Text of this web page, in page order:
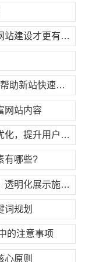
网站管理人员做好这三点，网站建设才更有效果
网站sitemap地图提交技巧，帮助新站快速被搜索引擎收录
网站内容
企业官网快速返回顶部功能优化，提升用户操作体验
有哪些?
工程企业官网施工流程展示，透明化展示施工服务
词规划
的注意事项
心原则